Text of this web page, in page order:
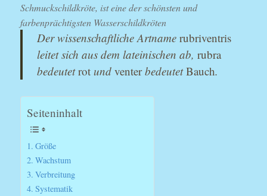
Schmuckschildkröte, ist eine der schönsten und
farbenprächtigsten Wasserschildkröten
Der wissenschaftliche Artnamerubriventris
leitet sich aus dem lateinischen ab,rubra
bedeutetrotundventerbedeutetBauch.
Seiteninhalt
Größe
Wachstum
Verbreitung
Systematik